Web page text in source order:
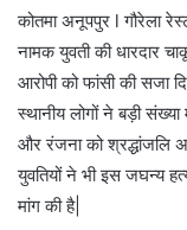
कोतमा अनूपपुर l गौरेला
नामक युवती की धारदार
आरोपी को फांसी की सजा
स्थानीय लोगों ने बड़ी
और रंजना को श्रद्धांजलि
युवतियों ने भी इस जघन्य
मांग की है|